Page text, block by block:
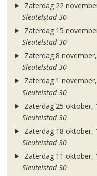
Zaterdag 22
Sleutelstad 30
Zaterdag 15
Sleutelstad 30
Zaterdag 8
Sleutelstad 30
Zaterdag 1
Sleutelstad 30
Zaterdag 25 oktober,
Sleutelstad 30
Zaterdag 18 oktober,
Sleutelstad 30
Zaterdag 11 oktober,
Sleutelstad 30